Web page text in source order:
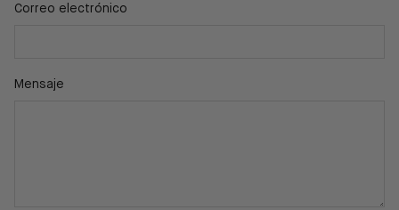
Correo electrónico
Mensaje